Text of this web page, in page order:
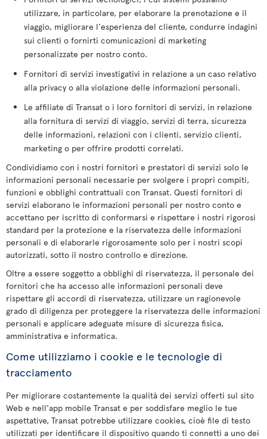
utilizzare, in particolare, per elaborare la prenotazione e il
viaggio, migliorare l'esperienza del cliente, condurre indagini
sui clienti o fornirti comunicazioni di marketing
personalizzate per nostro conto.
Fornitori di servizi investigativi in relazione a un caso relativo
alla privacy o alla violazione delle informazioni personali.
Le affiliate di Transat o i loro fornitori di servizi, in relazione
alla fornitura di servizi di viaggio, servizi di terra, sicurezza
delle informazioni, relazioni con i clienti, servizio clienti,
marketing o per offrire prodotti correlati.
Condividiamo con i nostri fornitori e prestatori di servizi solo le
informazioni personali necessarie per svolgere i propri compiti,
funzioni e obblighi contrattuali con Transat. Questi fornitori di
servizi elaborano le informazioni personali per nostro conto e
accettano per iscritto di conformarsi e rispettare i nostri rigorosi
standard per la protezione e la riservatezza delle informazioni
personali e di elaborarle rigorosamente solo per i nostri scopi
autorizzati, sotto il nostro controllo e direzione.
Oltre a essere soggetto a obblighi di riservatezza, il personale dei
fornitori che ha accesso alle informazioni personali deve
rispettare gli accordi di riservatezza, utilizzare un ragionevole
grado di diligenza per proteggere la riservatezza delle informazioni
personali e applicare adeguate misure di sicurezza fisica,
amministrativa e informatica.
Come utilizziamo i cookie e le tecnologie di
tracciamento
Per migliorare costantemente la qualità dei servizi offerti sul sito
Web e nell'app mobile Transat e per soddisfare meglio le tue
aspettative, Transat potrebbe utilizzare cookies, cioè file di testo
utilizzati per identificare il dispositivo quando ti connetti a uno dei